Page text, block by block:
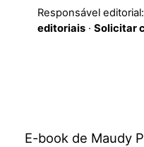
Responsável editorial:
editoriais· Solicitar
E-book de Maudy